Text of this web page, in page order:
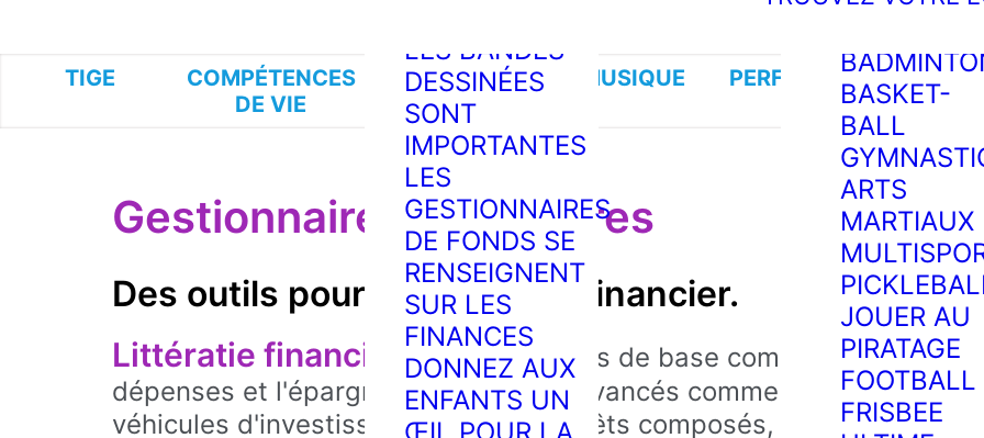
LES BANDES
DESSINÉES
SONT
IMPORTANTES
LES
GESTIONNAIRES
DE FONDS SE
RENSEIGNENT
SUR LES
FINANCES
DONNEZ AUX
ENFANTS UN
ŒIL POUR LA
ATHLÉTISME
BASKET-
BALL
ARTS
MARTIAUX
JOUER AU
PIRATAGE
FOOTBALL
FRISBEE
TIGE
COMPÉTENCES
DE VIE
ARTS VISUELS MUSIQUE PERFORMANCE
Gestionnaires monétaires
Des outils pour votre avenir financier.
Littératie financière.Des principes de base comme les
dépenses et l'épargne aux concepts avancés comme les
véhicules d'investissement et les intérêts composés, nous